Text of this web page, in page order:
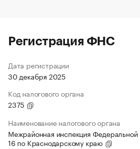
Регистрация ФНС
Дата регистрации
30 декабря 2025
Код налогового органа
2375
Наименование налогового органа
Межрайонная инспекция
16 по Краснодарскому краю